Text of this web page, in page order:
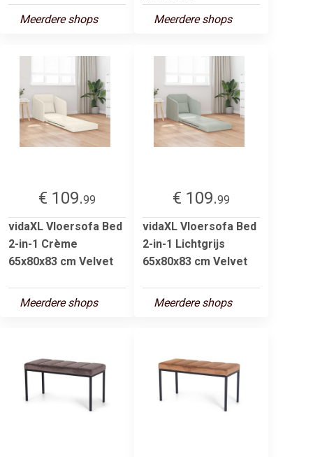
Meerdere shops
Meerdere shops
€ 109.99
vidaXL Vloersofa Bed
2-in-1 Crème
65x80x83 cm Velvet
Meerdere shops
€ 109.99
vidaXL Vloersofa Bed
2-in-1 Lichtgrijs
65x80x83 cm Velvet
Meerdere shops